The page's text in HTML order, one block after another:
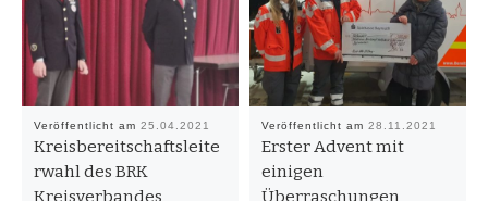
Veröffentlicht am25.04.2021
Kreisbereitschaftsleite
rwahl des BRK
Kreisverbandes
Veröffentlicht am28.11.2021
Erster Advent mit
einigen
Überraschungen